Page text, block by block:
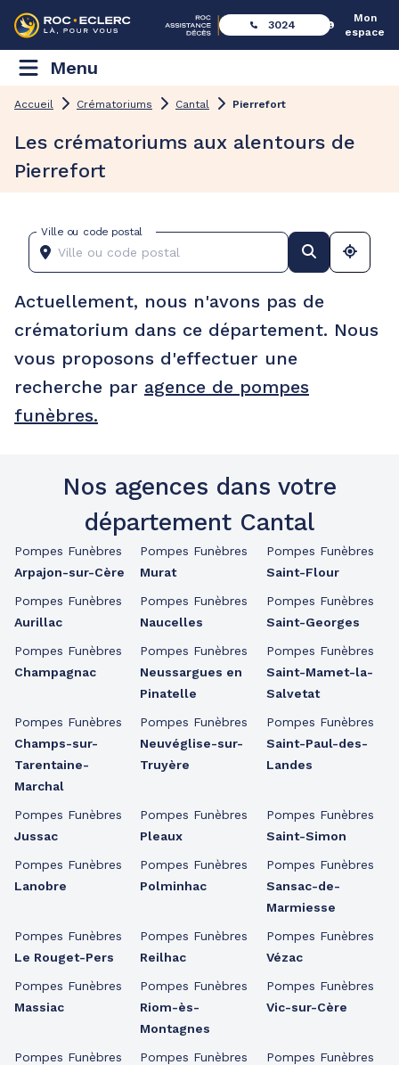
3024
Mon
espace
Menu
Accueil Crématoriums Cantal Pierrefort
Les crématoriums aux alentours de
Pierrefort
Ville ou code postal
Actuellement, nous n'avons pas de
crématorium dans ce département. Nous
vous proposons d'effectuer une
recherche par agence de pompes
funèbres.
Nos agences dans votre
département Cantal
Pompes Funèbres
Arpajon-sur-Cère
Pompes Funèbres
Aurillac
Pompes Funèbres
Champagnac
Pompes Funèbres
Champs-sur-
Tarentaine-
Marchal
Pompes Funèbres
Jussac
Pompes Funèbres
Lanobre
Pompes Funèbres
Le Rouget-Pers
Pompes Funèbres
Massiac
Pompes Funèbres
Pompes Funèbres
Murat
Pompes Funèbres
Naucelles
Pompes Funèbres
Neussargues en
Pinatelle
Pompes Funèbres
Neuvéglise-sur-
Truyère
Pompes Funèbres
Pleaux
Pompes Funèbres
Polminhac
Pompes Funèbres
Reilhac
Pompes Funèbres
Riom-ès-
Montagnes
Pompes Funèbres
Pompes Funèbres
Saint-Flour
Pompes Funèbres
Saint-Georges
Pompes Funèbres
Saint-Mamet-la-
Salvetat
Pompes Funèbres
Saint-Paul-des-
Landes
Pompes Funèbres
Saint-Simon
Pompes Funèbres
Sansac-de-
Marmiesse
Pompes Funèbres
Vézac
Pompes Funèbres
Vic-sur-Cère
Pompes Funèbres